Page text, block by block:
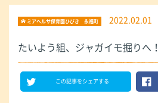
ミアヘルサ保育園ひびき 永福町 2022.02.01
たいよう組、ジャガイモ掘りへ！
この記事をシェアする